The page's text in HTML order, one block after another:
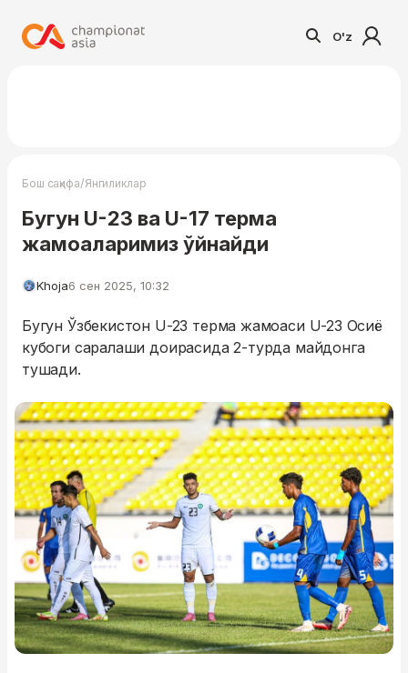
O'z
Бош саҳифа/Янгиликлар
Бугун U-23 ва U-17 терма
жамоаларимиз ўйнайди
Khoja6 сен 2025, 10:32
Бугун Ўзбекистон U-23 терма жамоаси U-23 Осиё
кубоги саралаши доирасида 2-турда майдонга
тушади.